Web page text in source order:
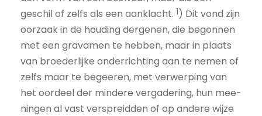
geschil of zelfs als een aanklacht. 1) Dit vond zijn
oorzaak in de houding dergenen, die begonnen
met een gravamen te hebben, maar in plaats
van broederlijke onderrichting aan te nemen of
zelfs maar te begeeren, met verwerping van
het oordeel der mindere vergadering, hun mee­
ningen al vast verspreidden of op andere wijze